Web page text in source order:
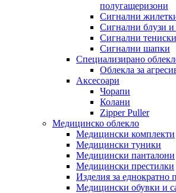
полугащеризони
Сигнални
Сигнални блузи
Сигнални тениски
Сигнални шапки
Специализирано
Облекла за
Аксесоари
Чорапи
Колани
Zipper Puller
Медицинско облекло
Медицински комплекти
Медицински туники
Медицински панталони
Медицински престилки
Изделия за еднократно
Медицински обувки и